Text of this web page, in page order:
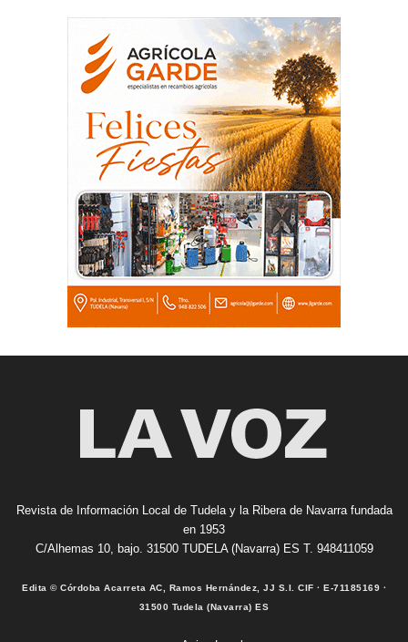
Revista de Información Local de Tudela y la Ribera de Navarra fundada
en 1953
C/Alhemas 10, bajo. 31500 TUDELA (Navarra) ES T. 948411059
Edita © Córdoba Acarreta AC, Ramos Hernández, JJ S.I. CIF · E-71185169 ·
31500 Tudela (Navarra) ES